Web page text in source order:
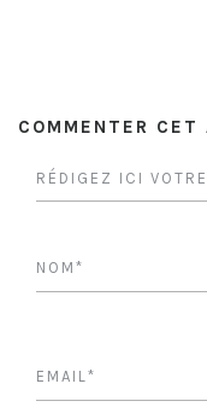
COMMENTER CET